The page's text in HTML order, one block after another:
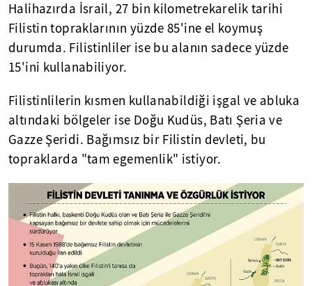
Halihazırda İsrail, 27 bin kilometrekarelik tarihi
Filistin topraklarının yüzde 85'ine el koymuş
durumda. Filistinliler ise bu alanın sadece yüzde
15'ini kullanabiliyor.
Filistinlilerin kısmen kullanabildiği işgal ve abluka
altındaki bölgeler ise Doğu Kudüs, Batı Şeria ve
Gazze Şeridi. Bağımsız bir Filistin devleti, bu
topraklarda "tam egemenlik" istiyor.